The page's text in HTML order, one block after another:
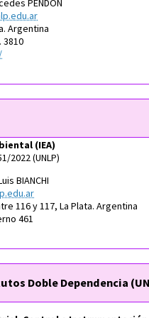
PENDÓN
Argentina
3810
(IEA)
2022 (UNLP)
BIANCHI
116 y 117, La Plata. Argentina
461
Doble Dependencia